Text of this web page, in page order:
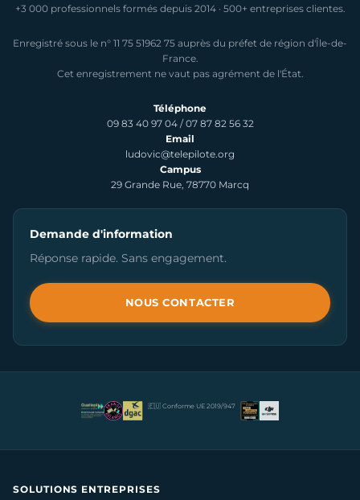
+3 000 professionnels formés depuis 2014 · 500+ entreprises clientes.
Enregistré sous le n° 11 75 51962 75 auprès du préfet de région d'Île-de-
France.
Cet enregistrement ne vaut pas agrément de l'État.
Téléphone
09 83 40 97 04 /07 87 82 56 32
Email
ludovic@telepilote.org
Campus
29 Grande Rue, 78770 Marcq
Demande d'information
Réponse rapide. Sans engagement.
NOUS CONTACTER
🇪🇺 Conforme UE 2019/947
SOLUTIONS ENTREPRISES